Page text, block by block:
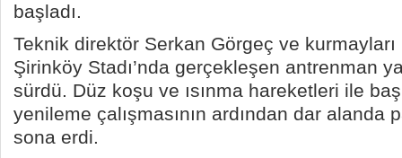
başladı.
Teknik direktör Serkan Görgeç ve
Şirinköy Stadı’nda gerçekleşen antrenman
sürdü. Düz koşu ve ısınma hareketleri ile
yenileme çalışmasının ardından dar alanda
sona erdi.